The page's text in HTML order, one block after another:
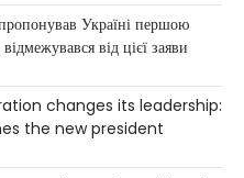
про готовність
АЕС
США Кріс Райт заявив, що
“без проблем” візьмуть на себе
Україні першою
від цієї заяви
changes its leadership:
the new president